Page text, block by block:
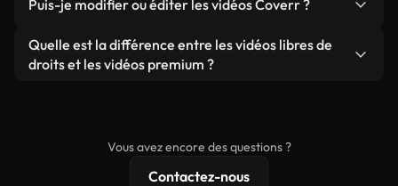
que produit autonome.
soient réelles ou générées par IA, ne comporte de
filigrane. Vous obtenez des images nettes et
prêtes à l'emploi.
Puis-je modifier ou éditer les vidéos Coverr ?
Oui. Vous pouvez librement découper, recadrer ou
remixer nos vidéos. Assurez-vous simplement que
Quelle est la différence entre les vidéos libres de
droits et les vidéos premium ?
résolution 4K et des protections de licence
Vous avez encore des questions ?
Contactez-nous